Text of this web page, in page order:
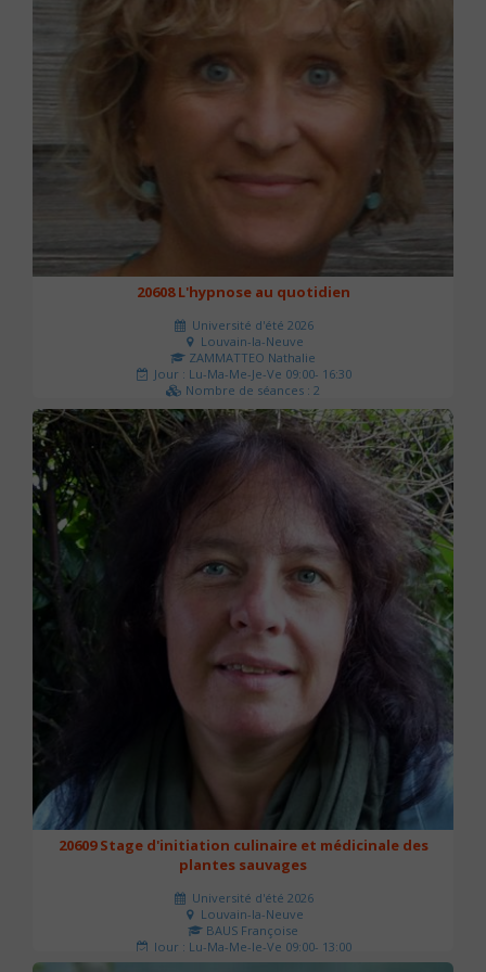
20608 L'hypnose au quotidien
Université d'été 2026
Louvain-la-Neuve
ZAMMATTEO Nathalie
Jour : Lu-Ma-Me-Je-Ve 09:00- 16:30
Nombre de séances : 2
140 €
20609 Stage d'initiation culinaire et médicinale des
plantes sauvages
Université d'été 2026
Louvain-la-Neuve
BAUS Françoise
Jour : Lu-Ma-Me-Je-Ve 09:00- 13:00
Nombre de séances : 3